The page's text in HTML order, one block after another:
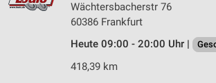
Wächtersbacherstr 76
60386 Frankfurt
Heute 09:00 - 20:00 Uhr |
418,39 km